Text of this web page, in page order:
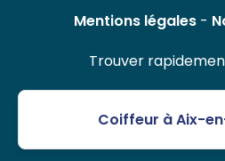
Mentions légales-
Trouver
Coiffeur à Aix-